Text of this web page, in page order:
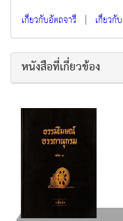
เกี่ยวกับอัตถจารี | เกี่ยวกั
หนังสือที่เกี่ยวข้อง